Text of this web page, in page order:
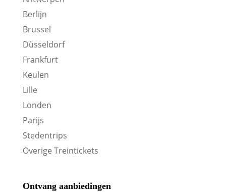
Berlijn
Brussel
Düsseldorf
Frankfurt
Keulen
Lille
Londen
Parijs
Stedentrips
Overige Treintickets
Ontvang aanbiedingen